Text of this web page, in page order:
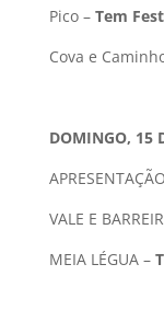
Pico – Tem
Cova e
DOMINGO, 15
VALE E
MEIA LÉGUA –